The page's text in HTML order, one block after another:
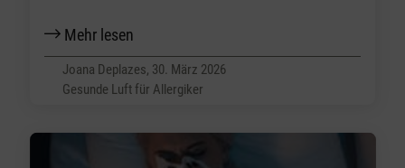
Mehr lesen
Joana Deplazes, 30. März 2026
Gesunde Luft für Allergiker